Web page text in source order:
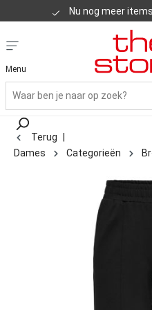
Nu nog meer
Menu
Terug
Dames
Categorieën